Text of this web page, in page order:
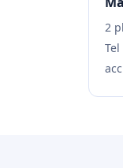
2
Tel